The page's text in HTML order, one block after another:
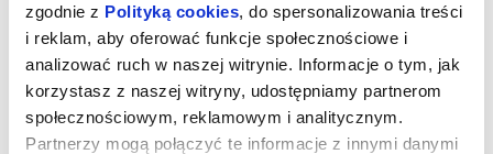
zgodnie z Polityką cookies , do spersonalizowania treści
i reklam, aby oferować funkcje społecznościowe i
analizować ruch w naszej witrynie. Informacje o tym, jak
korzystasz z naszej witryny, udostępniamy partnerom
społecznościowym, reklamowym i analitycznym.
Partnerzy mogą połączyć te informacje z innymi danymi
19:45